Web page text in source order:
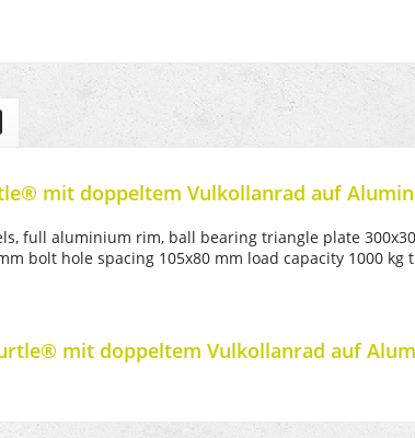
mit doppeltem Vulkollanrad auf
full aluminium rim, ball bearing triangle plate
bolt hole spacing 105x80 mm load capacity 1000
mit doppeltem Vulkollanrad auf